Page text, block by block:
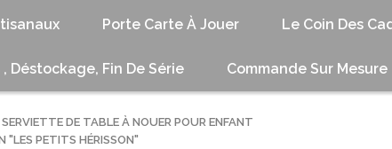
Porte Carte À Jouer Le Coin Des
Déstockage, Fin De Série Commande Sur Mesure
SERVIETTE DE TABLE À NOUER POUR ENFANT
"LES PETITS HÉRISSON"